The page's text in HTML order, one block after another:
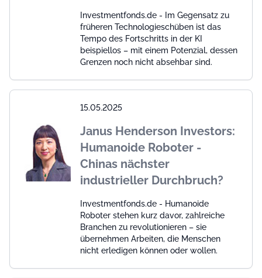
Investmentfonds.de - Im Gegensatz zu
früheren Technologieschüben ist das
Tempo des Fortschritts in der KI
beispiellos – mit einem Potenzial, dessen
Grenzen noch nicht absehbar sind.
15.05.2025
Janus Henderson Investors:
Humanoide Roboter -
Chinas nächster
industrieller Durchbruch?
Investmentfonds.de - Humanoide
Roboter stehen kurz davor, zahlreiche
Branchen zu revolutionieren – sie
übernehmen Arbeiten, die Menschen
nicht erledigen können oder wollen.